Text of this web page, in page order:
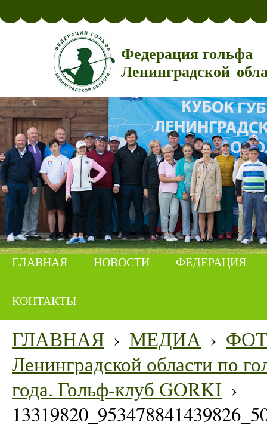
Федерация гольфа
Ленинградской
ГЛАВНАЯ НОВОСТИ ФЕДЕРАЦИЯ
КОНТАКТЫ
ГЛАВНАЯ › МЕДИА ›
Ленинградской области по
года. Гольф-клуб GORKI ›